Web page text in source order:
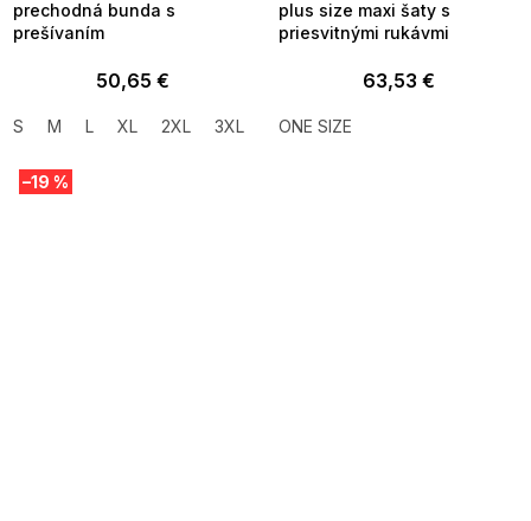
prechodná bunda s
prešívaním
50,65 €
S M L XL 2XL 3XL
plus size maxi šaty s
priesvitnými rukávmi
63,53 €
ONE SIZE
–19 %